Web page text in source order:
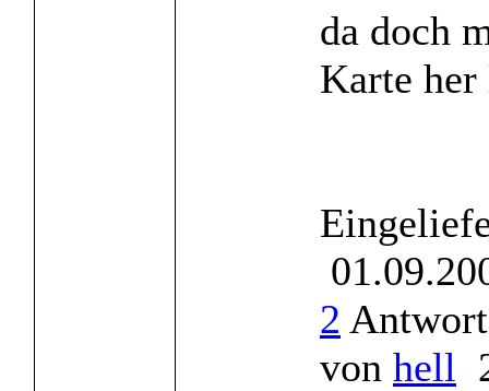
da doch
Karte
2
von hell